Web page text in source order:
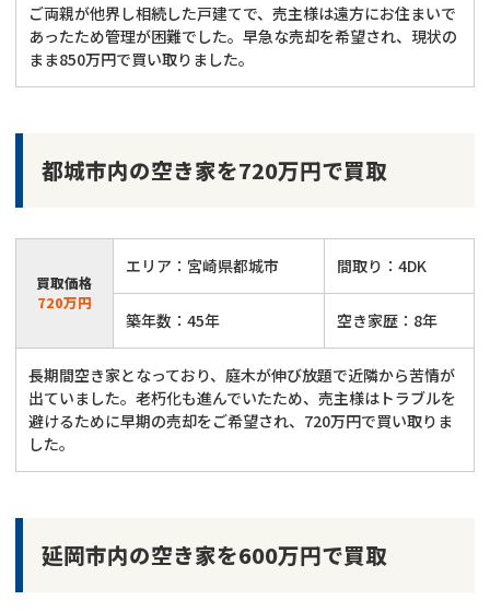
ご両親が他界し相続した戸建てで、売主様は遠方にお住まいで
あったため管理が困難でした。早急な売却を希望され、現状の
まま850万円で買い取りました。
都城市内の空き家を720万円で買取
買取価格
720万円
エリア：宮崎県都城市 間取り：4DK
築年数：45年 空き家歴：8年
長期間空き家となっており、庭木が伸び放題で近隣から苦情が
出ていました。老朽化も進んでいたため、売主様はトラブルを
避けるために早期の売却をご希望され、720万円で買い取りま
した。
延岡市内の空き家を600万円で買取